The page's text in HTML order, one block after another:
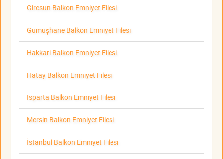
Giresun Balkon Emniyet Filesi
Gümüşhane Balkon Emniyet Filesi
Hakkari Balkon Emniyet Filesi
Hatay Balkon Emniyet Filesi
Isparta Balkon Emniyet Filesi
Mersin Balkon Emniyet Filesi
İstanbul Balkon Emniyet Filesi